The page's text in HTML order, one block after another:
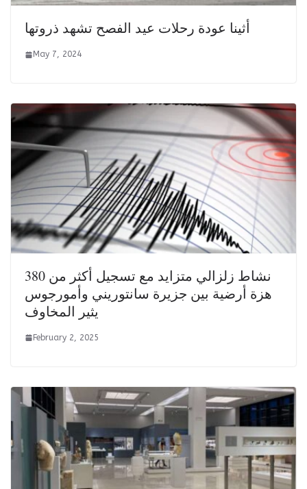
أثينا عودة رحلات عيد الفصح تشهد ذروتها
May 7, 2024
نشاط زلزالي متزايد مع تسجيل أكثر من 380
هزة أرضية بين جزيرة سانتوريني وأمورجوس
يثير المخاوف
February 2, 2025